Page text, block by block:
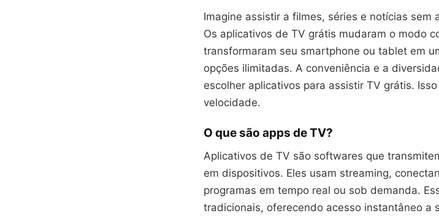
Imagine assistir a filmes, séries e notícias sem
Os aplicativos de TV grátis mudaram o modo
transformaram seu smartphone ou tablet em
opções ilimitadas. A conveniência e a
escolher aplicativos para assistir TV grátis.
velocidade.
O que são apps de TV?
Aplicativos de TV são softwares que
em dispositivos. Eles usam streaming,
programas em tempo real ou sob demanda.
tradicionais, oferecendo acesso instantâneo a